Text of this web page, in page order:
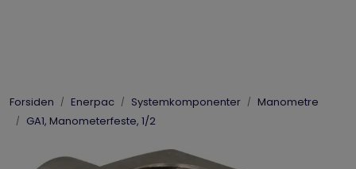
Forsiden Enerpac Systemkomponenter
Manometre
GA1, Manometerfeste, 1/2
Enerpac
Hydraulikk